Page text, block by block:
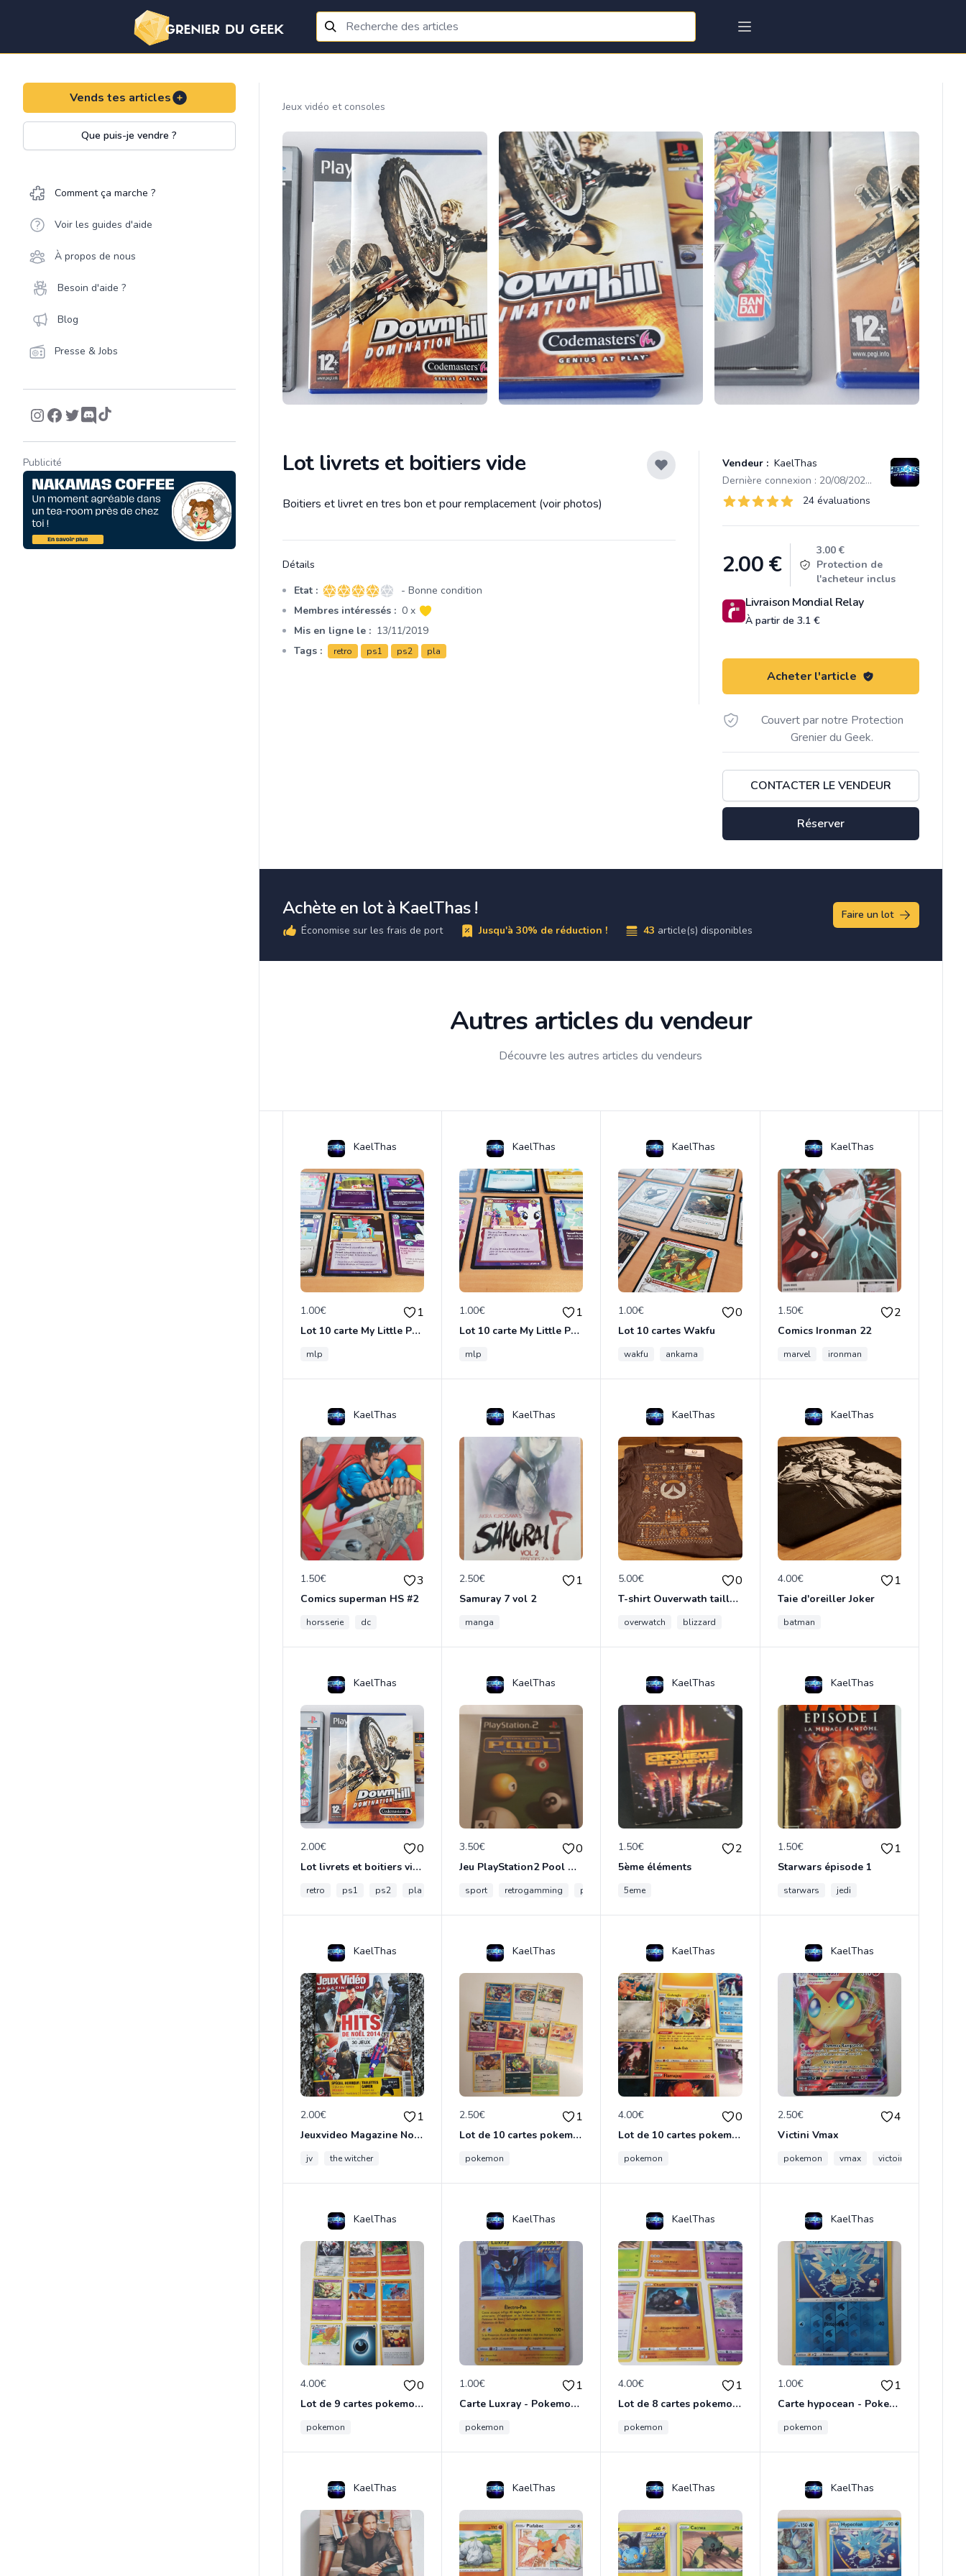
Vends tes articles
Que puis-je vendre ?
Comment ça marche ?
Voir les guides d'aide
À propos de nous
Besoin d'aide ?
Blog
Presse & Jobs
Publicité
Jeux vidéo et consoles
Lot livrets et boitiers vide Vendeur : KaelThas
Dernière connexion : 20/08/2025 20:34
Évaluations
24 sur 5 étoiles 24 évaluations
Product information
2.00€
3.00 €
Protection de
l'acheteur inclus
Livraison Mondial Relay
À partir de 3.1 €
Acheter l'article
Couvert par notre Protection
Grenier du Geek.
CONTACTER LE VENDEUR
Réserver
Description
Boitiers et livret en tres bon et pour remplacement (voir photos)
Détails
Etat : 4 sur 5 étoiles
- Bonne condition
Membres intéressés : 0 x
Mis en ligne le : 13/11/2019
Tags :
retro ps1 ps2 pla
Achète en lot à KaelThas !
Économise sur les frais de port Jusqu'à 30% de réduction ! 43 article(s) disponibles
Faire un lot
Autres articles du vendeur
Découvre les autres articles du vendeurs
KaelThas
1.00€ 1
Lot 10 carte My Little Poney
mlp
KaelThas
1.00€ 1
Lot 10 carte My Little Poney
mlp
KaelThas
1.00€ 0
Lot 10 cartes Wakfu
wakfu ankama
KaelThas
1.50€ 2
Comics Ironman 22
marvel ironman
KaelThas
1.50€ 3
Comics superman HS #2
horsserie dc
KaelThas
2.50€ 1
Samuray 7 vol 2
manga
KaelThas
5.00€ 0
T-shirt Ouverwath taille M
overwatch blizzard
KaelThas
4.00€ 1
Taie d'oreiller Joker
batman
KaelThas
2.00€ 0
Lot livrets et boitiers vide
retro ps1 ps2 pla
KaelThas
3.50€ 0
Jeu PlayStation2 Pool Championship
sport retrogamming ps2
KaelThas
1.50€ 2
5ème éléments
5eme
KaelThas
1.50€ 1
Starwars épisode 1
starwars jedi
KaelThas
2.00€ 1
Jeuxvideo Magazine Noel 2014
jv the witcher
KaelThas
2.50€ 1
Lot de 10 cartes pokemon
pokemon
KaelThas
4.00€ 0
Lot de 10 cartes pokemon
pokemon
KaelThas
2.50€ 4
Victini Vmax
pokemon vmax victoiromax
KaelThas
4.00€ 0
Lot de 9 cartes pokemon - épée et bouclier
pokemon
KaelThas
1.00€ 1
Carte Luxray - Pokemon épée et bouclier
pokemon
KaelThas
4.00€ 1
Lot de 8 cartes pokemon - épée et bouclier
pokemon
KaelThas
1.00€ 1
Carte hypocean - Pokemon épée et bouclier
pokemon
KaelThas KaelThas KaelThas KaelThas